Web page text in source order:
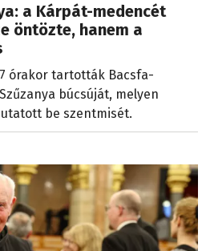
a Kárpát-medencét
öntözte, hanem a
órakor tartották Bacsfa-
búcsúját, melyen
be szentmisét.